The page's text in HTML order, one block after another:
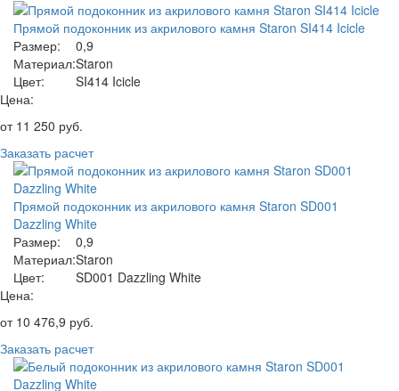
Прямой подоконник из акрилового камня Staron SI414 Icicle
Размер:
0,9
Материал:Staron
Цвет:
SI414 Icicle
Цена:
от 11 250 руб.
Заказать расчет
Прямой подоконник из акрилового камня Staron SD001
Dazzling White
Размер:
0,9
Материал:Staron
Цвет:
SD001 Dazzling White
Цена:
от 10 476,9 руб.
Заказать расчет